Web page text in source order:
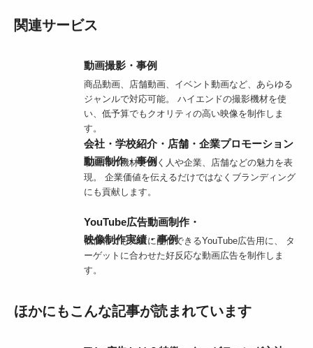
関連サービス
動画撮影・事例
商品動画、店舗動画、イベント動画など、あらゆる
ジャンルで対応可能。 ハイエンドの撮影機材を使
い、低予算でもクオリティの高い映像を制作しま
す。
会社・学校紹介・店舗・企業プロモーション
動画制作・事例
映画用の機材で働く人や企業、店舗などの魅力を表
現。 企業価値を伝えるだけではなくブランディング
にも貢献します。
YouTube広告動画制作・
映像制作実績・事例
低価格でも大量に配信できるYouTube広告用に、 タ
ーゲットに合わせた好反応な動画広告を制作しま
す。
ほかにもこんな記事が読まれています